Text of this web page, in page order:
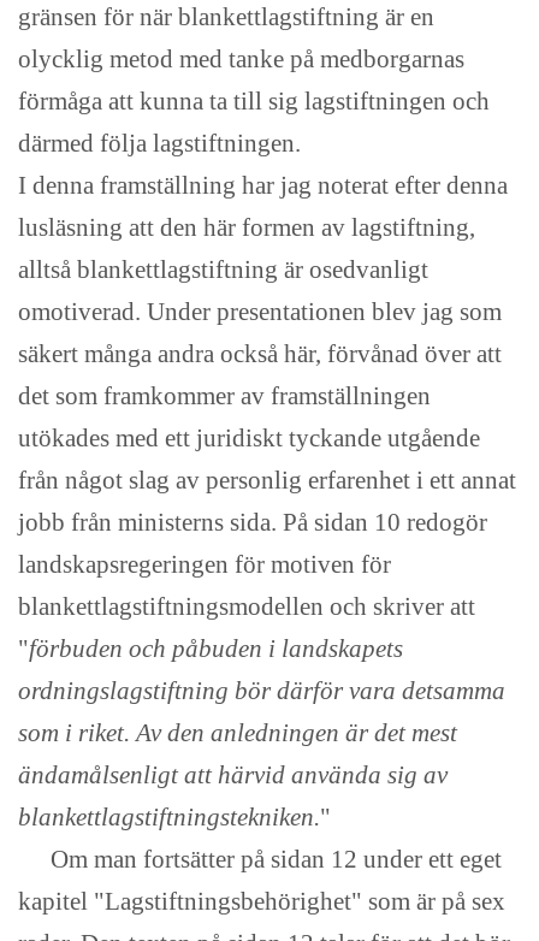
gränsen för när blankettlagstiftning är en
olycklig metod med tanke på medborgarnas
förmåga att kunna ta till sig lagstiftningen och
därmed följa lagstiftningen.
I denna framställning har jag noterat efter denna
lusläsning att den här formen av lagstiftning,
alltså blankettlagstiftning är osedvanligt
omotiverad. Under presentationen blev jag som
säkert många andra också här, förvånad över att
det som framkommer av framställningen
utökades med ett juridiskt tyckande utgående
från något slag av personlig erfarenhet i ett annat
jobb från ministerns sida. På sidan 10 redogör
landskapsregeringen för motiven för
blankettlagstiftningsmodellen och skriver att
"förbuden och påbuden i landskapets
ordningslagstiftning bör därför vara detsamma
som i riket. Av den anledningen är det mest
ändamålsenligt att härvid använda sig av
blankettlagstiftningstekniken."
Om man fortsätter på sidan 12 under ett eget
kapitel "Lagstiftningsbehörighet" som är på sex